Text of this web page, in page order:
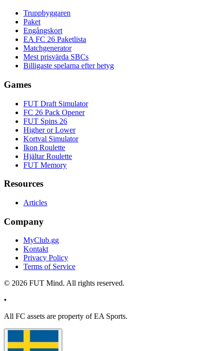
Truppbyggaren
Paket
Engångskort
EA FC 26 Paketlista
Matchgenerator
Mest prisvärda SBCs
Billigaste spelarna efter betyg
Games
FUT Draft Simulator
FC 26 Pack Opener
FUT Spins 26
Higher or Lower
Kortval Simulator
Ikon Roulette
Hjältar Roulette
FUT Memory
Resources
Articles
Company
MyClub.gg
Kontakt
Privacy Policy
Terms of Service
© 2026 FUT Mind. All rights reserved.
•
All FC assets are property of EA Sports.